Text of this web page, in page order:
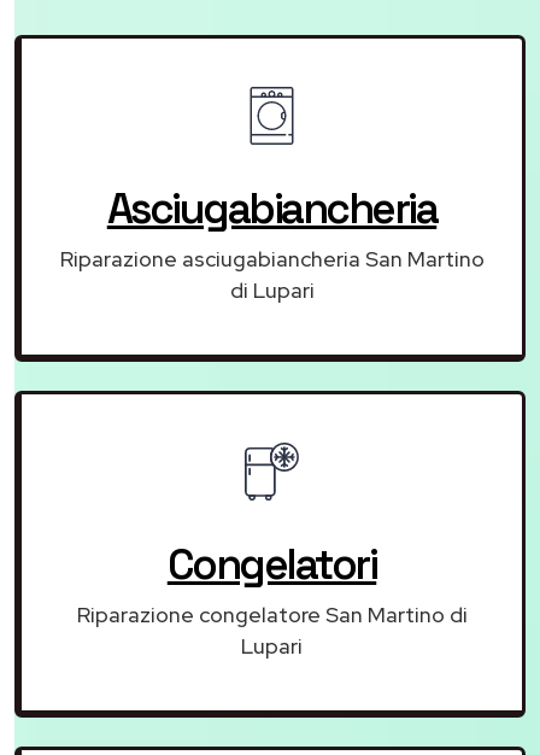
Asciugabiancheria
Riparazione asciugabiancheria San Martino
di Lupari
Congelatori
Riparazione congelatore San Martino di
Lupari